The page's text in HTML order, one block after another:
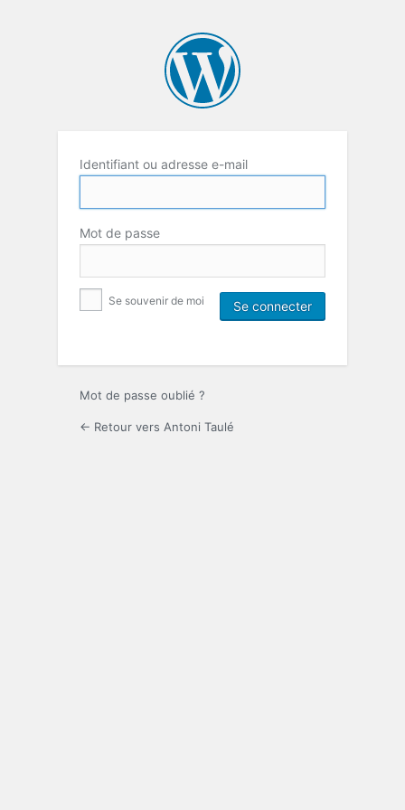
Identifiant ou adresse e-mail
Mot de passe
Se souvenir de moi
Mot de passe oublié ?
← Retour vers Antoni Taulé